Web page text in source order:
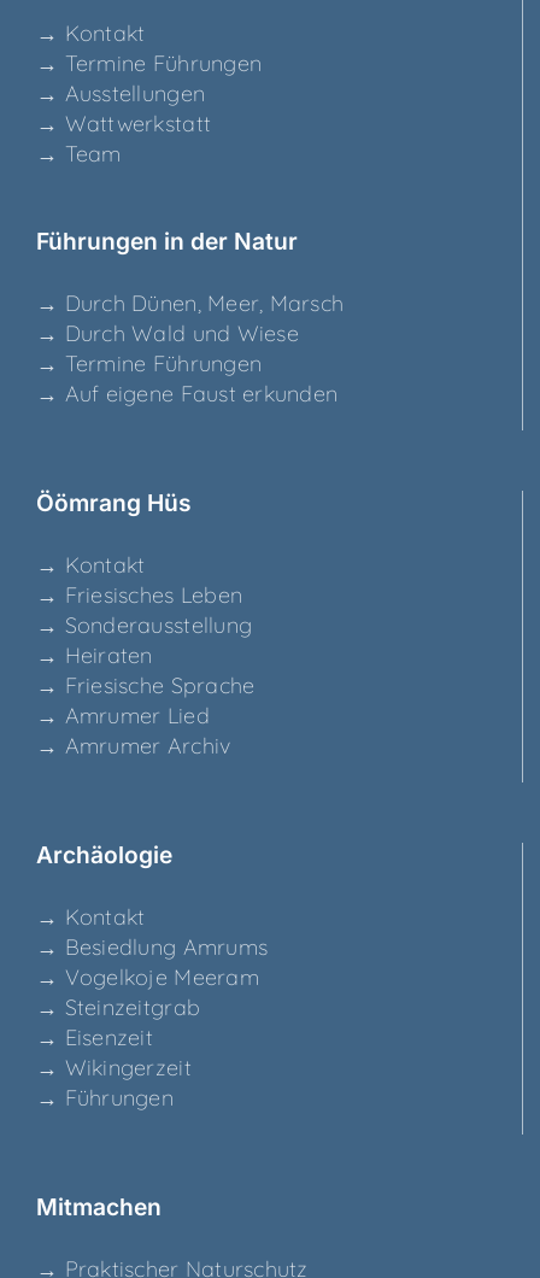
→ Kon­takt
→ Ter­mi­ne Führungen
→ Aus­stel­lun­gen
→ Watt­werk­statt
→ Team
Füh­run­gen in der Natur
→ Durch Dünen, Meer, Marsch
→ Durch Wald und Wiese
→ Ter­mi­ne Führungen
→ Auf eige­ne Faust erkunden
Ööm­rang Hüs
→ Kon­takt
→ Frie­si­sches Leben
→ Son­der­aus­stel­lung
→ Hei­ra­ten
→ Frie­si­sche Sprache
→ Amru­mer Lied
→ Amru­mer Archiv
Archäo­lo­gie
→ Kon­takt
→ Besied­lung Amrums
→ Vogel­ko­je Meeram
→ Stein­zeit­grab
→ Eisen­zeit
→ Wikin­ger­zeit
→ Füh­run­gen
Mit­ma­chen
→ Prak­ti­scher Naturschutz